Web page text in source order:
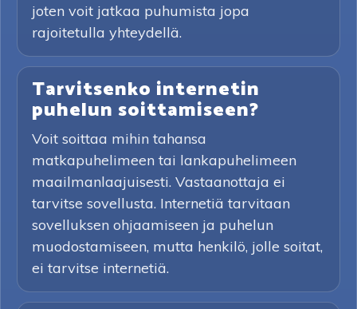
joten voit jatkaa puhumista jopa
rajoitetulla yhteydellä.
Tarvitsenko internetin
puhelun soittamiseen?
Voit soittaa mihin tahansa
matkapuhelimeen tai lankapuhelimeen
maailmanlaajuisesti. Vastaanottaja ei
tarvitse sovellusta. Internetiä tarvitaan
sovelluksen ohjaamiseen ja puhelun
muodostamiseen, mutta henkilö, jolle soitat,
ei tarvitse internetiä.